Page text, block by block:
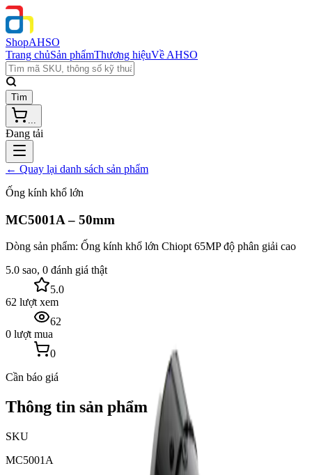
ShopAHSO
Trang chủSản phẩmThương hiệuVề AHSO
Tìm
...
Đang tải
← Quay lại danh sách sản phẩm
Ống kính khổ lớn
MC5001A – 50mm
Dòng sản phẩm: Ống kính khổ lớn Chiopt 65MP độ phân giải cao
5.0 sao, 0 đánh giá thật
5.0
62 lượt xem
62
0 lượt mua
0
Cần báo giá
Thông tin sản phẩm
SKU
MC5001A